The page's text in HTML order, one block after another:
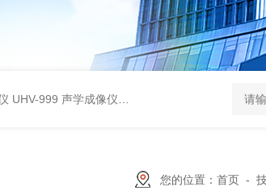
UHV-999 声学成像仪 UHV-995 电力综合试验车
您的位置： 首页 -